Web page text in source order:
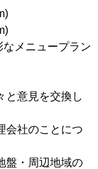
メニュープラン
と意見を交換し
会社のことにつ
盤・周辺地域の